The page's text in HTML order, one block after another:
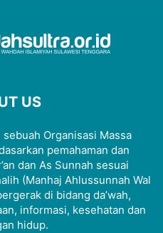
US
Organisasi Massa
pemahaman dan
dan As Sunnah sesuai
(Manhaj Ahlussunnah Wal
di bidang da’wah,
informasi, kesehatan dan
hidup.